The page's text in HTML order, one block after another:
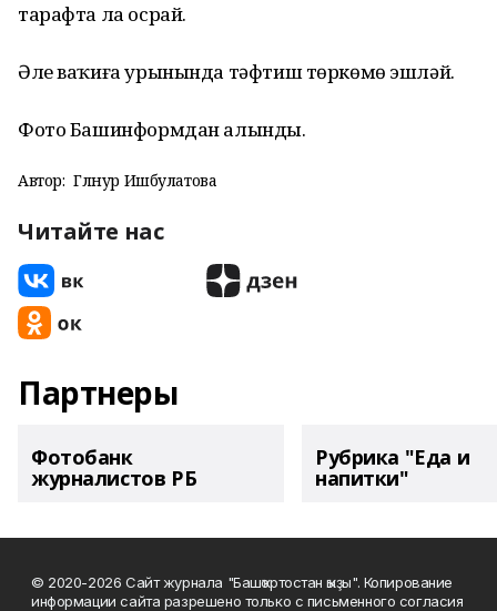
тарафта ла осрай.
Әле ваҡиға урынында тәфтиш төркөмө эшләй.
Фото Башинформдан алынды.
Автор: Гөлнур Ишбулатова
Читайте нас
Партнеры
Фотобанк
журналистов РБ
Рубрика "Еда и
напитки"
© 2020-2026 Сайт журнала "Башҡортостан ҡыҙы". Копирование
информации сайта разрешено только с письменного согласия